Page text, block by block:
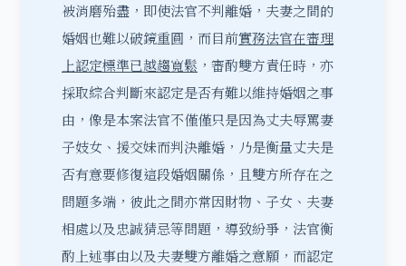
被消磨殆盡，即使法官不判離婚，夫妻之間的
婚姻也難以破鏡重圓，而目前實務法官在審理
上認定標準已越趨寬鬆 ，審酌雙方責任時，亦
採取綜合判斷來認定是否有難以維持婚姻之事
由，像是本案法官不僅僅只是因為丈夫辱罵妻
子妓女、援交妹而判決離婚，乃是衡量丈夫是
否有意要修復這段婚姻關係，且雙方所存在之
問題多端，彼此之間亦常因財物、子女、夫妻
相處以及忠誠猜忌等問題，導致紛爭，法官衡
酌上述事由以及夫妻雙方離婚之意願，而認定